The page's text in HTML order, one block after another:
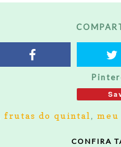
frutas do quintal, meu
CONFIRA